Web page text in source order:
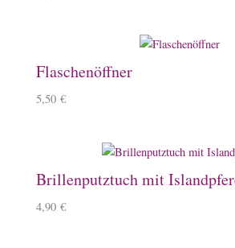
Flaschenöffner
5,50 €
Brillenputztuch mit
4,90 €